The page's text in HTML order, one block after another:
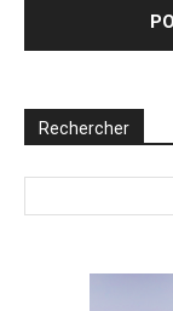
Rechercher